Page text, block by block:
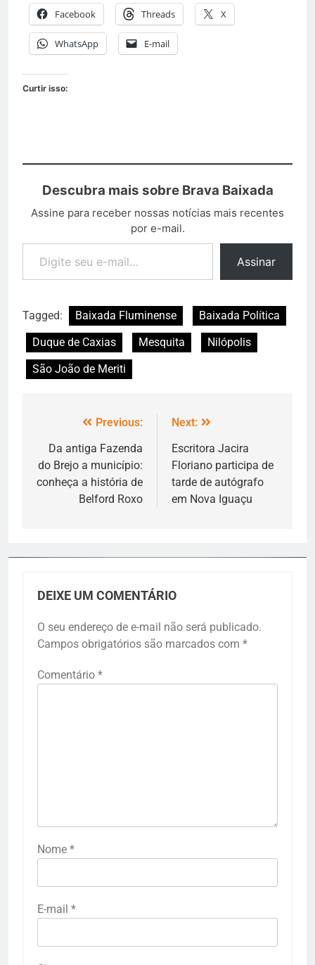
Facebook Threads X
WhatsApp E-mail
Curtir isso:
Descubra mais sobre Brava Baixada
Assine para receber nossas notícias mais recentes
por e-mail.
Assinar
Tagged: Baixada Fluminense
Baixada Política
Duque de Caxias
Mesquita
Nilópolis
São João de Meriti
Previous:
Da antiga Fazenda
do Brejo a município:
conheça a história de
Belford Roxo
Next:
Escritora Jacira
Floriano participa de
tarde de autógrafo
em Nova Iguaçu
DEIXE UM COMENTÁRIO
O seu endereço de e-mail não será publicado.
Campos obrigatórios são marcados com *
Comentário *
Nome *
E-mail *